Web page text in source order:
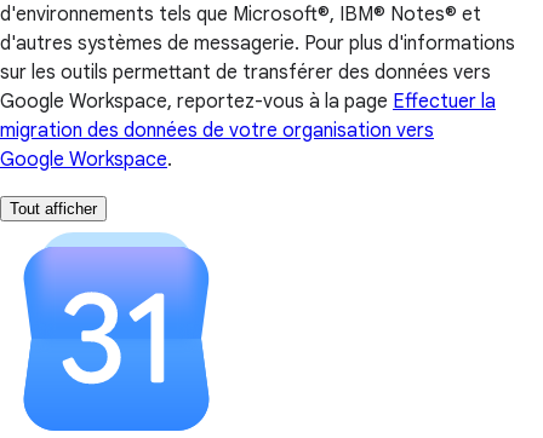
d'environnements tels que Microsoft®, IBM® Notes® et
d'autres systèmes de messagerie. Pour plus d'informations
sur les outils permettant de transférer des données vers
Google Workspace, reportez-vous à la page Effectuer la
migration des données de votre organisation vers
Google Workspace.
Tout afficher